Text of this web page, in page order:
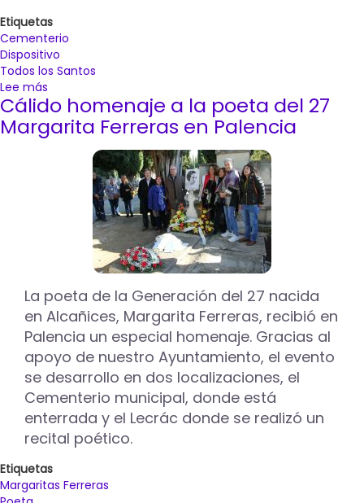
Etiquetas
Cementerio
Dispositivo
Todos los Santos
Lee más
El
Ayuntamiento
de
Palencia
dispositivo
especial
Festividad
de
Todos
Santos
Cálido homenaje a la poeta del 27
Margarita Ferreras en Palencia
La poeta de la Generación del 27 nacida
en Alcañices, Margarita Ferreras, recibió en
Palencia un especial homenaje. Gracias al
apoyo de nuestro Ayuntamiento, el evento
se desarrollo en dos localizaciones, el
Cementerio municipal, donde está
enterrada y el Lecrác donde se realizó un
recital poético.
Etiquetas
Margaritas Ferreras